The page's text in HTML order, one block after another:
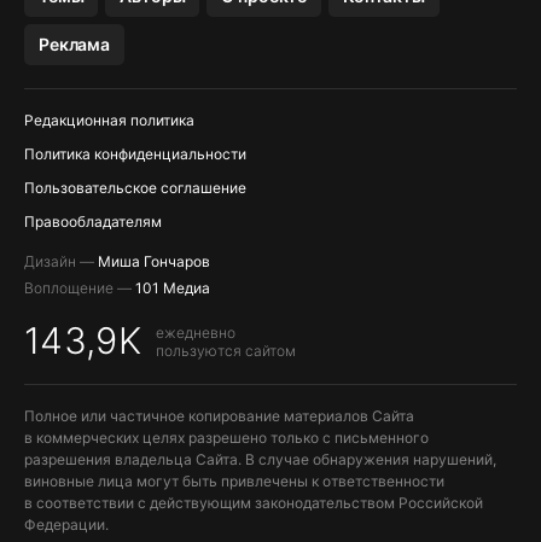
Реклама
Редакционная политика
Политика конфиденциальности
Пользовательское соглашение
Правообладателям
Дизайн — Миша Гончаров
Воплощение — 101 Медиа
143,9K
ежедневно
пользуются сайтом
Полное или частичное копирование материалов Сайта
в коммерческих целях разрешено только с письменного
разрешения владельца Сайта. В случае обнаружения нарушений,
виновные лица могут быть привлечены к ответственности
в соответствии с действующим законодательством Российской
Федерации.